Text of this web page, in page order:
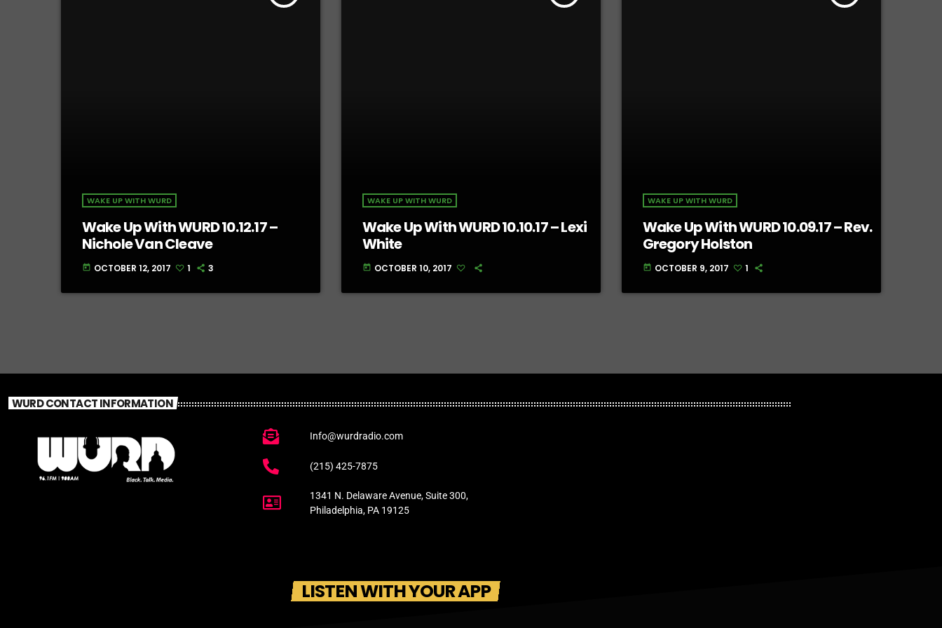
WAKE UP WITH WURD
Wake Up With WURD 10.12.17 –
Nichole Van Cleave
today OCTOBER 12, 2017 1 3
WAKE UP WITH WURD
Wake Up With WURD 10.10.17 – Lexi
White
today OCTOBER 10, 2017
WAKE UP WITH WURD
Wake Up With WURD 10.09.17 – Rev.
Gregory Holston
today OCTOBER 9, 2017 1
WURD CONTACT INFORMATION
Info@wurdradio.com
(215) 425-7875
1341 N. Delaware Avenue, Suite 300,
Philadelphia, PA 19125
LISTEN WITH YOUR APP